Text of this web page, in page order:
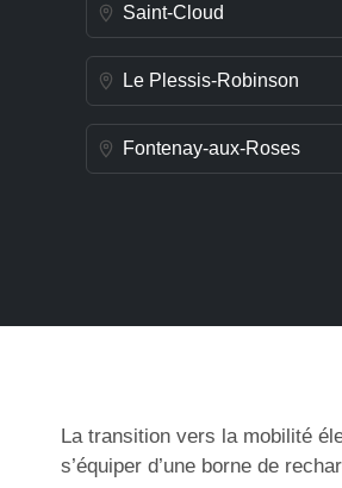
Saint-Cloud
Le Plessis-Robinson
Fontenay-aux-Roses
La transition vers la mobilité
s’équiper d’une borne de